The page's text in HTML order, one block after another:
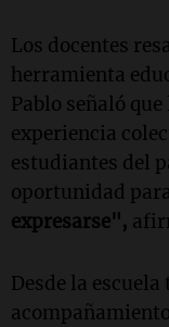
Los docentes
herramienta
Pablo señaló
experiencia
estudiantes del
oportunidad
expresarse",
Desde la